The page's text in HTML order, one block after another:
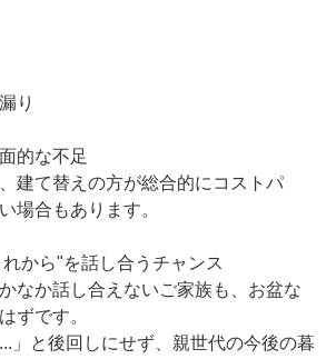
り
的な不足
建て替えの方が総合的にコストパ
場合もあります。
から"を話し合うチャンス
なか話し合えないご家族も、お盆な
ずです。
」と後回しにせず、親世代の今後の暮